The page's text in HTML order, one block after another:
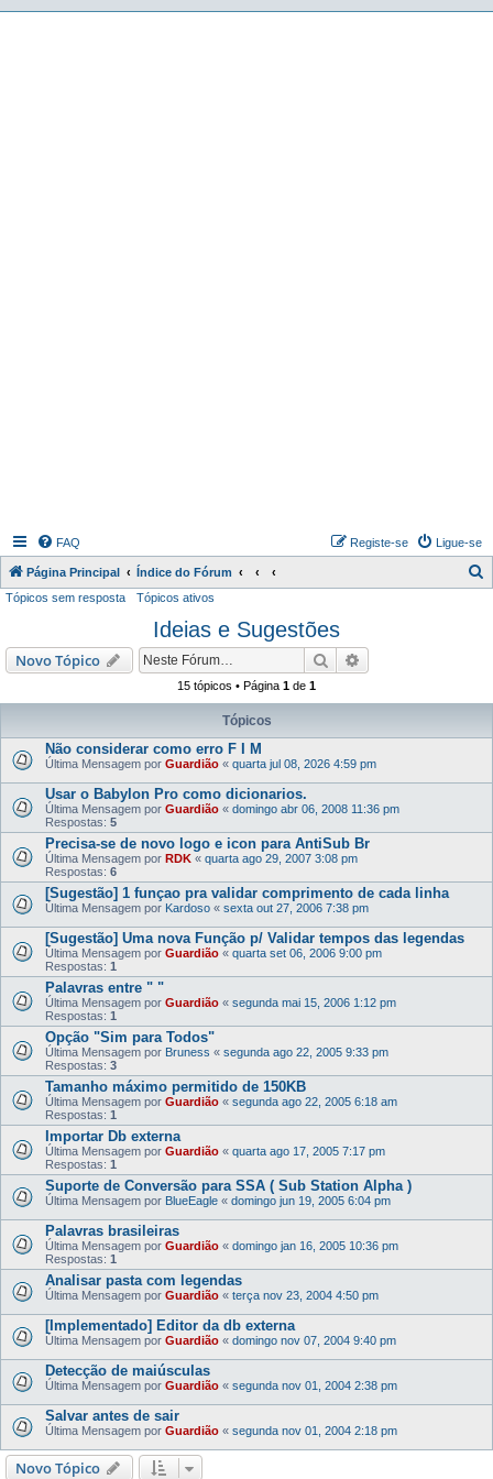
FAQ Ligue-se
Registe-se
Página Principal Índice do Fórum
i
r
Tópicos sem resposta Tópicos ativos
Ideias e Sugestões
Novo Tópico Pesquisar
15 tópicos • Página 1 de 1
Tópicos
Não considerar como erro F I M
Última Mensagem por Guardião « quarta jul 08, 2026 4:59 pm
Usar o Babylon Pro como dicionarios.
Última Mensagem por Guardião « domingo abr 06, 2008 11:36 pm
Respostas: 5
Precisa-se de novo logo e icon para AntiSub Br
Última Mensagem por RDK « quarta ago 29, 2007 3:08 pm
Respostas: 6
[Sugestão] 1 funçao pra validar comprimento de cada linha
Última Mensagem por Kardoso « sexta out 27, 2006 7:38 pm
[Sugestão] Uma nova Função p/ Validar tempos das legendas
Última Mensagem por Guardião « quarta set 06, 2006 9:00 pm
Respostas: 1
Palavras entre " "
Última Mensagem por Guardião « segunda mai 15, 2006 1:12 pm
Respostas: 1
Opção "Sim para Todos"
Última Mensagem por Bruness « segunda ago 22, 2005 9:33 pm
Respostas: 3
Tamanho máximo permitido de 150KB
Última Mensagem por Guardião « segunda ago 22, 2005 6:18 am
Respostas: 1
Importar Db externa
Última Mensagem por Guardião « quarta ago 17, 2005 7:17 pm
Respostas: 1
Suporte de Conversão para SSA ( Sub Station Alpha )
Última Mensagem por BlueEagle « domingo jun 19, 2005 6:04 pm
Palavras brasileiras
Última Mensagem por Guardião « domingo jan 16, 2005 10:36 pm
Respostas: 1
Analisar pasta com legendas
Última Mensagem por Guardião « terça nov 23, 2004 4:50 pm
[Implementado] Editor da db externa
Última Mensagem por Guardião « domingo nov 07, 2004 9:40 pm
Detecção de maiúsculas
Última Mensagem por Guardião « segunda nov 01, 2004 2:38 pm
Salvar antes de sair
Última Mensagem por Guardião « segunda nov 01, 2004 2:18 pm
Novo Tópico